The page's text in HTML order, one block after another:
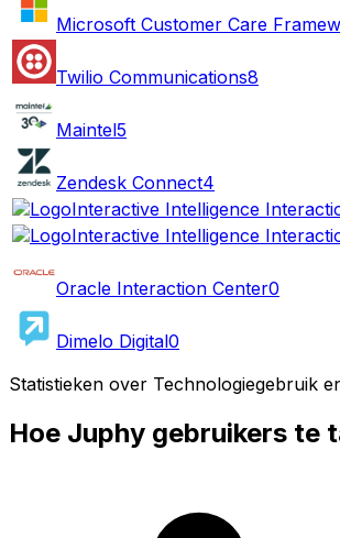
Microsoft Customer Care
Twilio Communications8
Maintel5
Zendesk Connect4
Interactive Intelligence
Interactive Intelligence
Oracle Interaction Center0
Dimelo Digital0
Statistieken over Technologiegebruik
Hoe Juphy gebruikers te